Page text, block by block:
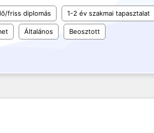
friss diplomás 1-2 év szakmai tapasztalat
Általános Beosztott